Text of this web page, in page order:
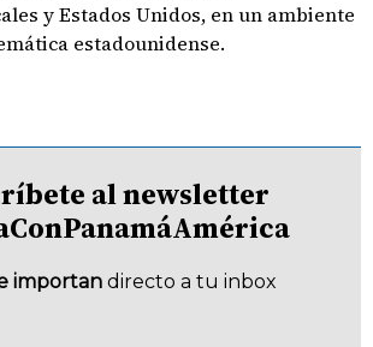
y Estados Unidos, en un ambiente
estadounidense.
al newsletter
importan directo a tu inbox